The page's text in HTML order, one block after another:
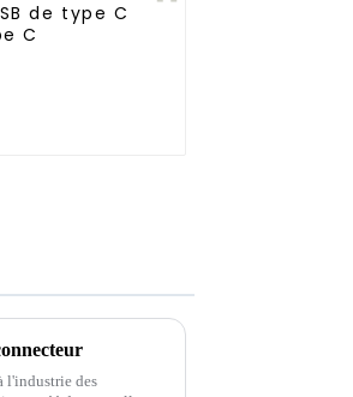
de type C
C
l'industrie des